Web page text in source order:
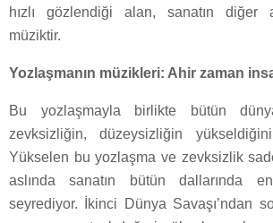
hızlı gözlendiği alan, sanatın diğer
müziktir.
Yozlaşmanın müzikleri: Ahir zaman
Bu yozlaşmayla birlikte bütün
zevksizliğin, düzeysizliğin
Yükselen bu yozlaşma ve zevksizlik
aslında sanatın bütün dallarında
seyrediyor. İkinci Dünya Savaşı’ndan